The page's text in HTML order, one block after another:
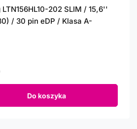
202 SLIM / 15,6''
/ 30 pin eDP / Klasa A-
Do koszyka